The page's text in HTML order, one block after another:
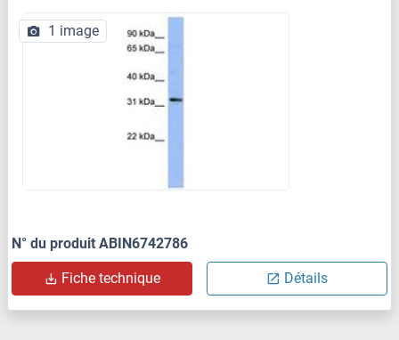
1 image
N° du produit ABIN6742786
Fiche technique Détails